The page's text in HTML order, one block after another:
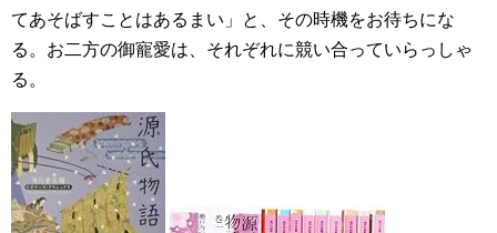
てあそばすことはあるまい」と、その時機をお待ちにな
る。お二方の御寵愛は、それぞれに競い合っていらっしゃ
る。